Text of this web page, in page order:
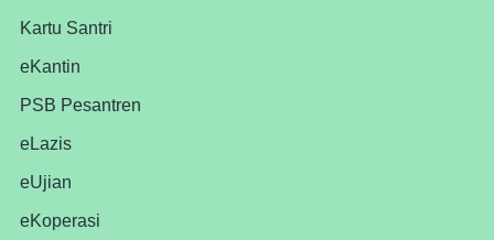
Kartu Santri
eKantin
PSB Pesantren
eLazis
eUjian
eKoperasi